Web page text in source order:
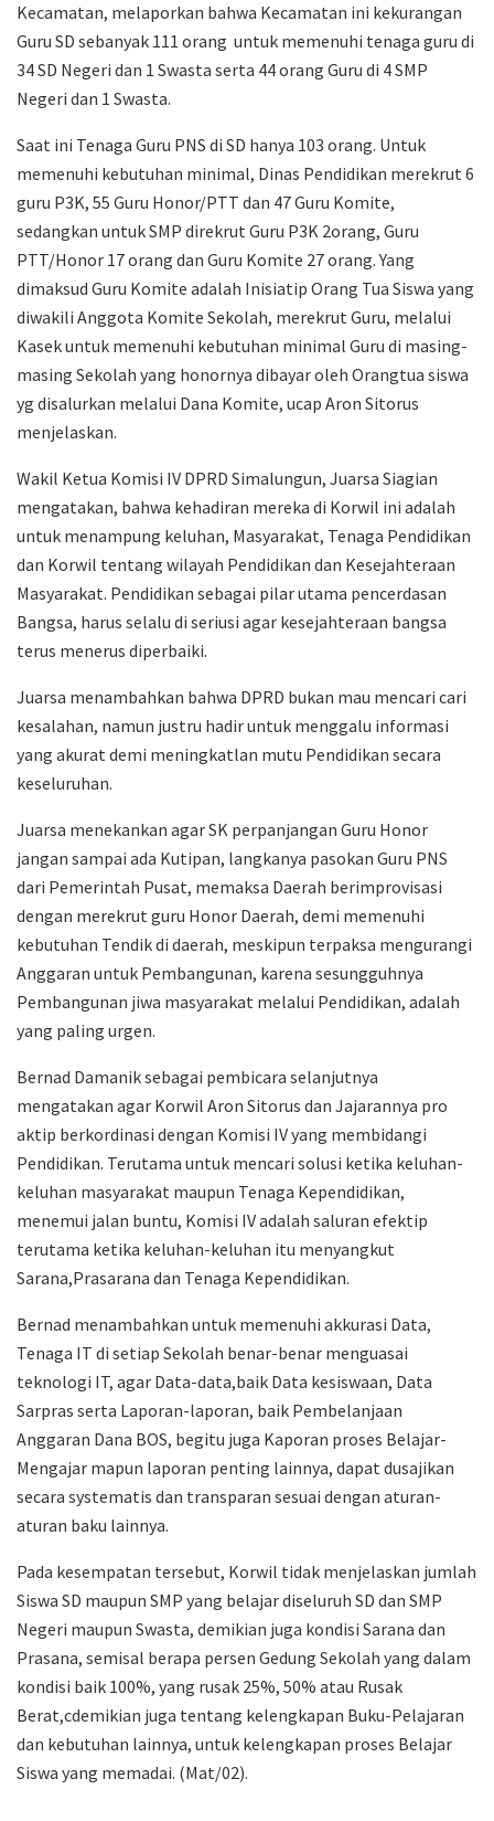
Kecamatan, melaporkan bahwa Kecamatan ini kekurangan
Guru SD sebanyak 111 orang untuk memenuhi tenaga guru di
34 SD Negeri dan 1 Swasta serta 44 orang Guru di 4 SMP
Negeri dan 1 Swasta.
Saat ini Tenaga Guru PNS di SD hanya 103 orang. Untuk
memenuhi kebutuhan minimal, Dinas Pendidikan merekrut 6
guru P3K, 55 Guru Honor/PTT dan 47 Guru Komite,
sedangkan untuk SMP direkrut Guru P3K 2orang, Guru
PTT/Honor 17 orang dan Guru Komite 27 orang. Yang
dimaksud Guru Komite adalah Inisiatip Orang Tua Siswa yang
diwakili Anggota Komite Sekolah, merekrut Guru, melalui
Kasek untuk memenuhi kebutuhan minimal Guru di masing-
masing Sekolah yang honornya dibayar oleh Orangtua siswa
yg disalurkan melalui Dana Komite, ucap Aron Sitorus
menjelaskan.
Wakil Ketua Komisi IV DPRD Simalungun, Juarsa Siagian
mengatakan, bahwa kehadiran mereka di Korwil ini adalah
untuk menampung keluhan, Masyarakat, Tenaga Pendidikan
dan Korwil tentang wilayah Pendidikan dan Kesejahteraan
Masyarakat. Pendidikan sebagai pilar utama pencerdasan
Bangsa, harus selalu di seriusi agar kesejahteraan bangsa
terus menerus diperbaiki.
Juarsa menambahkan bahwa DPRD bukan mau mencari cari
kesalahan, namun justru hadir untuk menggalu informasi
yang akurat demi meningkatlan mutu Pendidikan secara
keseluruhan.
Juarsa menekankan agar SK perpanjangan Guru Honor
jangan sampai ada Kutipan, langkanya pasokan Guru PNS
dari Pemerintah Pusat, memaksa Daerah berimprovisasi
dengan merekrut guru Honor Daerah, demi memenuhi
kebutuhan Tendik di daerah, meskipun terpaksa mengurangi
Anggaran untuk Pembangunan, karena sesungguhnya
Pembangunan jiwa masyarakat melalui Pendidikan, adalah
yang paling urgen.
Bernad Damanik sebagai pembicara selanjutnya
mengatakan agar Korwil Aron Sitorus dan Jajarannya pro
aktip berkordinasi dengan Komisi IV yang membidangi
Pendidikan. Terutama untuk mencari solusi ketika keluhan-
keluhan masyarakat maupun Tenaga Kependidikan,
menemui jalan buntu, Komisi IV adalah saluran efektip
terutama ketika keluhan-keluhan itu menyangkut
Sarana,Prasarana dan Tenaga Kependidikan.
Bernad menambahkan untuk memenuhi akkurasi Data,
Tenaga IT di setiap Sekolah benar-benar menguasai
teknologi IT, agar Data-data,baik Data kesiswaan, Data
Sarpras serta Laporan-laporan, baik Pembelanjaan
Anggaran Dana BOS, begitu juga Kaporan proses Belajar-
Mengajar mapun laporan penting lainnya, dapat dusajikan
secara systematis dan transparan sesuai dengan aturan-
aturan baku lainnya.
Pada kesempatan tersebut, Korwil tidak menjelaskan jumlah
Siswa SD maupun SMP yang belajar diseluruh SD dan SMP
Negeri maupun Swasta, demikian juga kondisi Sarana dan
Prasana, semisal berapa persen Gedung Sekolah yang dalam
kondisi baik 100%, yang rusak 25%, 50% atau Rusak
Berat,cdemikian juga tentang kelengkapan Buku-Pelajaran
dan kebutuhan lainnya, untuk kelengkapan proses Belajar
Siswa yang memadai. (Mat/02).